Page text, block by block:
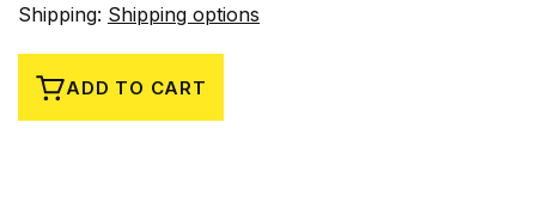
Shipping: Shipping options
ADD TO CART